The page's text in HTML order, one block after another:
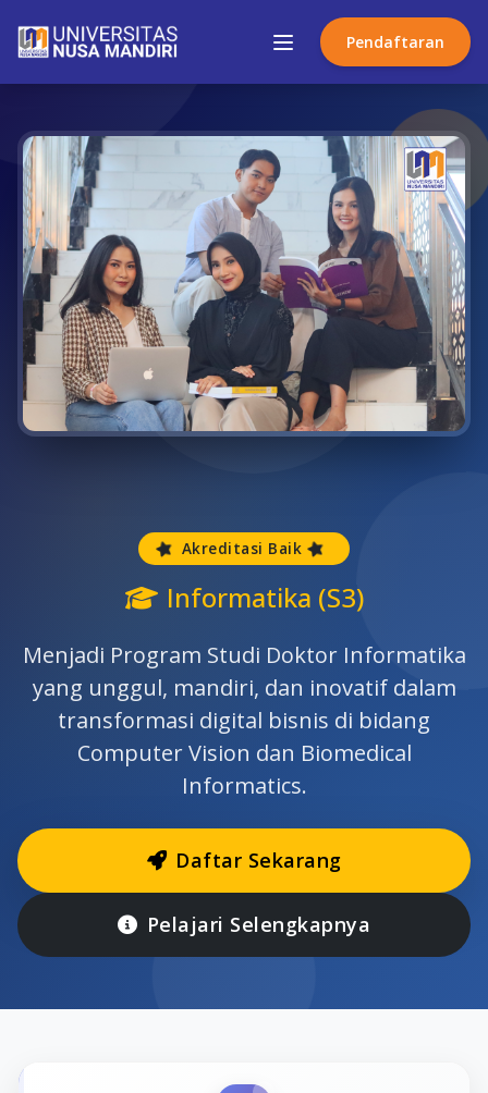
Pendaftaran
Akreditasi Baik
Informatika (S3)
Menjadi Program Studi Doktor Informatika
yang unggul, mandiri, dan inovatif dalam
transformasi digital bisnis di bidang
Computer Vision dan Biomedical
Informatics.
Daftar Sekarang
Pelajari Selengkapnya